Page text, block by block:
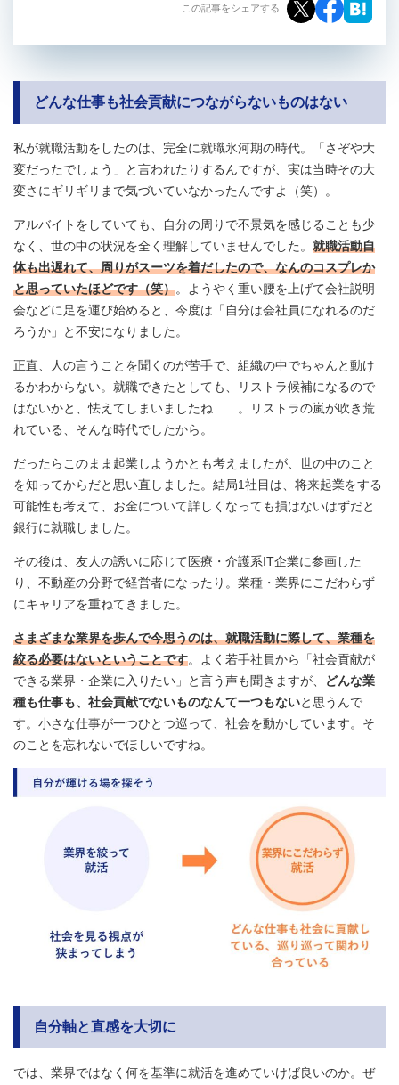
この記事をシェアする
どんな仕事も社会貢献につながらないものはない
私が就職活動をしたのは、完全に就職氷河期の時代。「さぞや大
変だったでしょう」と言われたりするんですが、実は当時その大
変さにギリギリまで気づいていなかったんですよ（笑）。
アルバイトをしていても、自分の周りで不景気を感じることも少
なく、世の中の状況を全く理解していませんでした。 就職活動自
体も出遅れて、周りがスーツを着だしたので、なんのコスプレか
と思っていたほどです（笑）。ようやく重い腰を上げて会社説明
会などに足を運び始めると、今度は「自分は会社員になれるのだ
ろうか」と不安になりました。
正直、人の言うことを聞くのが苦手で、組織の中でちゃんと動け
るかわからない。就職できたとしても、リストラ候補になるので
はないかと、怯えてしまいましたね……。リストラの嵐が吹き荒
れている、そんな時代でしたから。
だったらこのまま起業しようかとも考えましたが、世の中のこと
を知ってからだと思い直しました。結局1社目は、将来起業をする
可能性も考えて、お金について詳しくなっても損はないはずだと
銀行に就職しました。
その後は、友人の誘いに応じて医療・介護系IT企業に参画した
り、不動産の分野で経営者になったり。業種・業界にこだわらず
にキャリアを重ねてきました。
さまざまな業界を歩んで今思うのは、就職活動に際して、業種を
絞る必要はないということです。よく若手社員から「社会貢献が
できる業界・企業に入りたい」と言う声も聞きますが、
どんな業
種も仕事も、社会貢献でないものなんて一つもないと思うんで
す。小さな仕事が一つひとつ巡って、社会を動かしています。そ
のことを忘れないでほしいですね。
自分軸と直感を大切に
では、業界ではなく何を基準に就活を進めていけば良いのか。ぜ